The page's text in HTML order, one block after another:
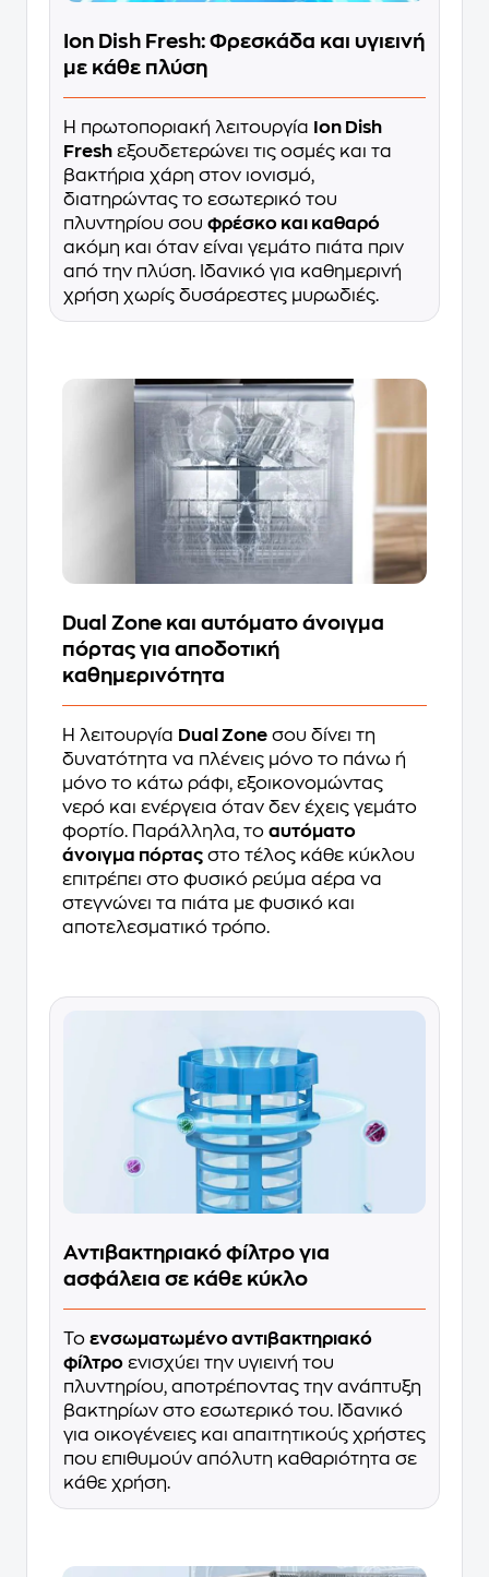
Ion Dish Fresh: Φρεσκάδα και υγιεινή
με κάθε πλύση
Η πρωτοποριακή λειτουργία
Ion Dish
Fresh εξουδετερώνει τις οσμές και τα
βακτήρια χάρη στον ιονισμό,
διατηρώντας το εσωτερικό του
πλυντηρίου σου φρέσκο και καθαρό
ακόμη και όταν είναι γεμάτο πιάτα πριν
από την πλύση. Ιδανικό για καθημερινή
χρήση χωρίς δυσάρεστες μυρωδιές.
Dual Zone και αυτόματο άνοιγμα
πόρτας για αποδοτική
καθημερινότητα
Η λειτουργία Dual Zone σου δίνει τη
δυνατότητα να πλένεις μόνο το πάνω ή
μόνο το κάτω ράφι, εξοικονομώντας
νερό και ενέργεια όταν δεν έχεις γεμάτο
φορτίο. Παράλληλα, το αυτόματο
άνοιγμα πόρτας στο τέλος κάθε κύκλου
επιτρέπει στο φυσικό ρεύμα αέρα να
στεγνώνει τα πιάτα με φυσικό και
αποτελεσματικό τρόπο.
Αντιβακτηριακό φίλτρο για
ασφάλεια σε κάθε κύκλο
Το ενσωματωμένο αντιβακτηριακό
φίλτρο ενισχύει την υγιεινή του
πλυντηρίου, αποτρέποντας την ανάπτυξη
βακτηρίων στο εσωτερικό του. Ιδανικό
για οικογένειες και απαιτητικούς χρήστες
που επιθυμούν απόλυτη καθαριότητα σε
κάθε χρήση.